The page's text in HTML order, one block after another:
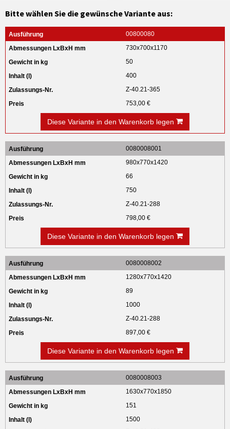
Bitte wählen Sie die gewünsche Variante aus:
00800080
730x700x1170
50
400
Z-40.21-365
753,00 €
Diese Variante in den Warenkorb legen
0080008001
980x770x1420
66
750
Z-40.21-288
798,00 €
Diese Variante in den Warenkorb legen
0080008002
1280x770x1420
89
1000
Z-40.21-288
897,00 €
Diese Variante in den Warenkorb legen
0080008003
1630x770x1850
151
1500